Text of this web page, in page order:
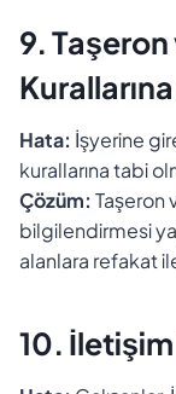
9.
Hata: İşyerine
kurallarına tabi
Çözüm: Taşeron
bilgilendirmesi
alanlara refakat
10.